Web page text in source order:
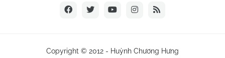
Copyright © 2012 - Huỳnh Chương Hưng